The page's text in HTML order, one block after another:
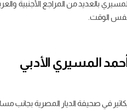
بالعديد من المراجع الأجنبية
نفس الوقت.
المسيري الأدبي
في صحيفة الديار المصرية بجانب